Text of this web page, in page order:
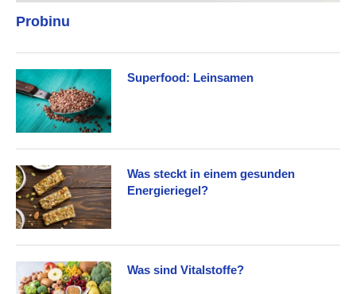
Probinu
Superfood: Leinsamen
Was steckt in einem gesunden
Energieriegel?
Was sind Vitalstoffe?